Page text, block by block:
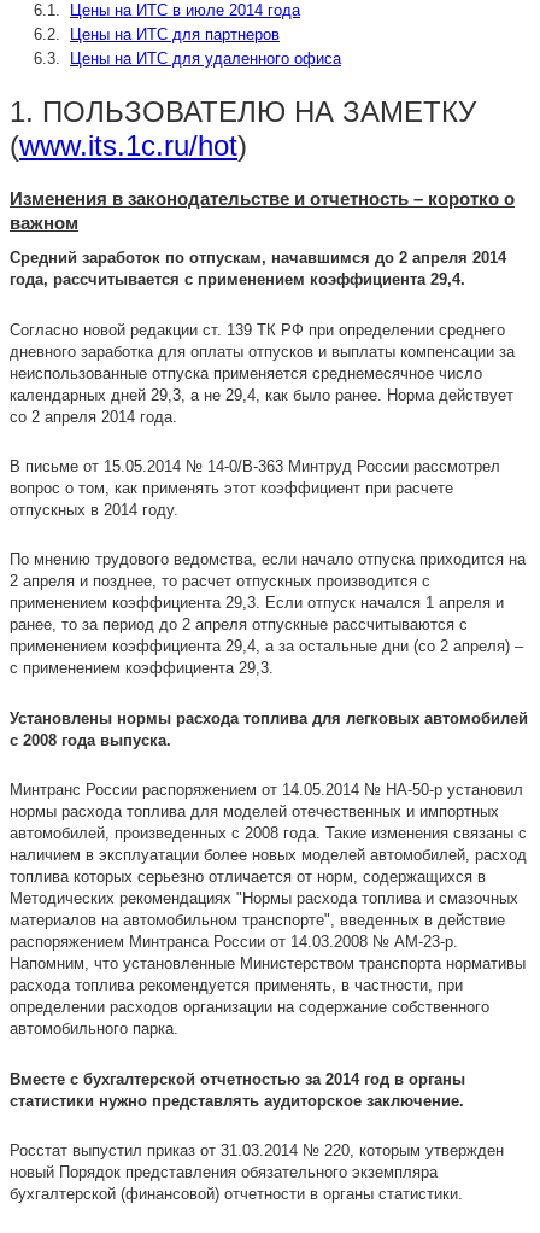
6.1.
Цены на ИТС в июле 2014 года
6.2.
Цены на ИТС для партнеров
6.3.
Цены на ИТС для удаленного офиса
1. ПОЛЬЗОВАТЕЛЮ НА ЗАМЕТКУ
(www.its.1c.ru/hot)
Изменения в законодательстве и отчетность – коротко о
важном
Средний заработок по отпускам, начавшимся до 2 апреля 2014
года, рассчитывается с применением коэффициента 29,4.
Согласно новой редакции ст. 139 ТК РФ при определении среднего
дневного заработка для оплаты отпусков и выплаты компенсации за
неиспользованные отпуска применяется среднемесячное число
календарных дней 29,3, а не 29,4, как было ранее. Норма действует
со 2 апреля 2014 года.
В письме от 15.05.2014 № 14-0/В-363 Минтруд России рассмотрел
вопрос о том, как применять этот коэффициент при расчете
отпускных в 2014 году.
По мнению трудового ведомства, если начало отпуска приходится на
2 апреля и позднее, то расчет отпускных производится с
применением коэффициента 29,3. Если отпуск начался 1 апреля и
ранее, то за период до 2 апреля отпускные рассчитываются с
применением коэффициента 29,4, а за остальные дни (со 2 апреля) –
с применением коэффициента 29,3.
Установлены нормы расхода топлива для легковых автомобилей
с 2008 года выпуска.
Минтранс России распоряжением от 14.05.2014 № НА-50-р установил
нормы расхода топлива для моделей отечественных и импортных
автомобилей, произведенных с 2008 года. Такие изменения связаны с
наличием в эксплуатации более новых моделей автомобилей, расход
топлива которых серьезно отличается от норм, содержащихся в
Методических рекомендациях "Нормы расхода топлива и смазочных
материалов на автомобильном транспорте", введенных в действие
распоряжением Минтранса России от 14.03.2008 № АМ-23-р.
Напомним, что установленные Министерством транспорта нормативы
расхода топлива рекомендуется применять, в частности, при
определении расходов организации на содержание собственного
автомобильного парка.
Вместе с бухгалтерской отчетностью за 2014 год в органы
статистики нужно представлять аудиторское заключение.
Росстат выпустил приказ от 31.03.2014 № 220, которым утвержден
новый Порядок представления обязательного экземпляра
бухгалтерской (финансовой) отчетности в органы статистики.